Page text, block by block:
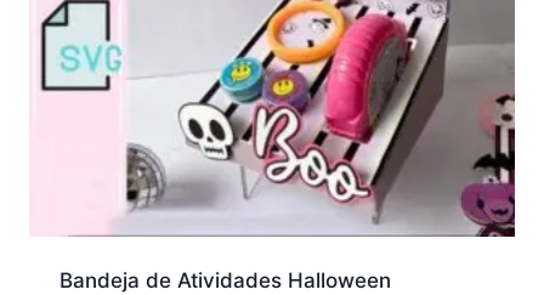
Bandeja de Atividades Halloween